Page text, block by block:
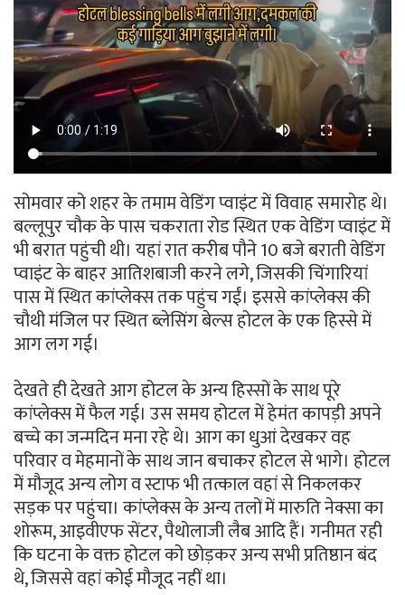
सोमवार को शहर के तमाम वेडिंग प्वाइंट में विवाह समारोह थे।
बल्लूपुर चौक के पास चकराता रोड स्थित एक वेडिंग प्वाइंट में
भी बरात पहुंची थी। यहां रात करीब पौने 10 बजे बराती वेडिंग
प्वाइंट के बाहर आतिशबाजी करने लगे, जिसकी चिंगारियां
पास में स्थित कांप्लेक्स तक पहुंच गईं। इससे कांप्लेक्स की
चौथी मंजिल पर स्थित ब्लेसिंग बेल्स होटल के एक हिस्से में
आग लग गई।
देखते ही देखते आग होटल के अन्य हिस्सों के साथ पूरे
कांप्लेक्स में फैल गई। उस समय होटल में हेमंत कापड़ी अपने
बच्चे का जन्मदिन मना रहे थे। आग का धुआं देखकर वह
परिवार व मेहमानों के साथ जान बचाकर होटल से भागे। होटल
में मौजूद अन्य लोग व स्टाफ भी तत्काल वहां से निकलकर
सड़क पर पहुंचा। कांप्लेक्स के अन्य तलों में मारुति नेक्सा का
शोरूम, आइवीएफ सेंटर, पैथोलाजी लैब आदि हैं। गनीमत रही
कि घटना के वक्त होटल को छोड़कर अन्य सभी प्रतिष्ठान बंद
थे, जिससे वहां कोई मौजूद नहीं था।